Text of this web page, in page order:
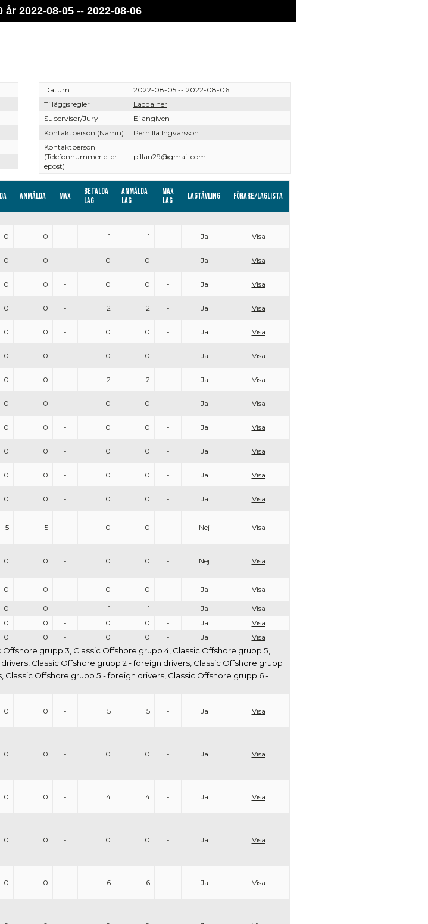
2022-08-05 -- 2022-08-06
Datum
2022-08-05 -- 2022-08-06
Tilläggsregler
Ladda ner
Supervisor/Jury
Ej angiven
Kontaktperson (Namn)
Pernilla Ingvarsson
Kontaktperson
(Telefonnummer eller
epost)
pillan29@gmail.com
Anmälda Max
Betalda
lag
Anmälda
lag
Max
lag
Lagtävling Förare/Laglista
0 0 - 1 1 - Ja Visa
0 0 - 0 0 - Ja Visa
0 0 - 0 0 - Ja Visa
0 0 - 2 2 - Ja Visa
0 0 - 0 0 - Ja Visa
0 0 - 0 0 - Ja Visa
0 0 - 2 2 - Ja Visa
0 0 - 0 0 - Ja Visa
0 0 - 0 0 - Ja Visa
0 0 - 0 0 - Ja Visa
0 0 - 0 0 - Ja Visa
0 0 - 0 0 - Ja Visa
5 5 - 0 0 - Nej Visa
0 0 - 0 0 - Nej Visa
0 0 - 0 0 - Ja Visa
0 0 - 1 1 - Ja
Visa
0 0 - 0 0 - Ja
Visa
0 0 - 0 0 - Ja Visa
grupp 3, Classic Offshore grupp 4, Classic Offshore grupp 5,
Classic Offshore grupp 2 - foreign drivers, Classic Offshore grupp
Offshore grupp 5 - foreign drivers, Classic Offshore grupp 6 -
0 0 - 5 5 - Ja Visa
0 0 - 0 0 - Ja Visa
0 0 - 4 4 - Ja Visa
0 0 - 0 0 - Ja Visa
0 0 - 6 6 - Ja Visa